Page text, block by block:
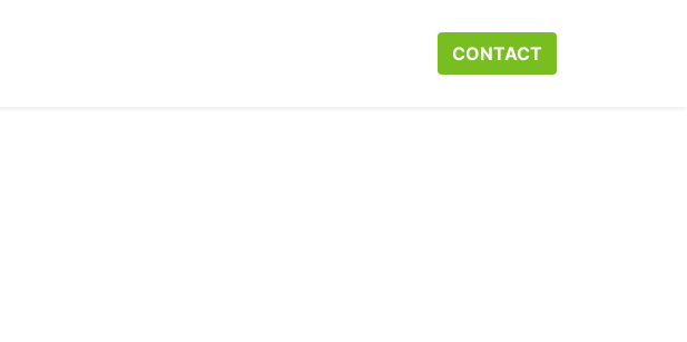
Neem contact op met ons Webshop
CONTACT​​​​